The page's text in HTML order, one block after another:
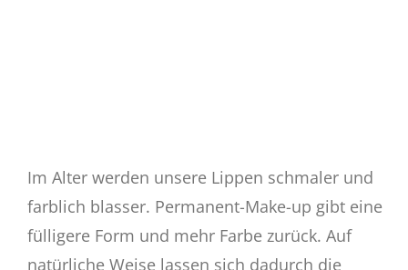
Im Alter werden unsere Lippen schmaler und
farblich blasser. Permanent-Make-up gibt eine
fülligere Form und mehr Farbe zurück. Auf
natürliche Weise lassen sich dadurch die